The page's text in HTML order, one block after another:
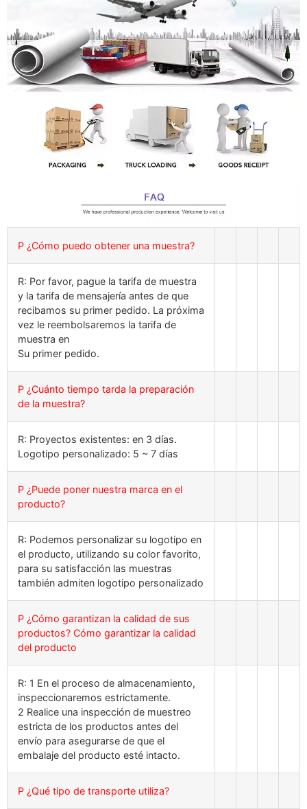
P ¿Cómo puedo obtener una muestra?
R: Por favor, pague la tarifa de muestra
y la tarifa de mensajería antes de que
recibamos su primer pedido. La próxima
vez le reembolsaremos la tarifa de
muestra en
Su primer pedido.
P ¿Cuánto tiempo tarda la preparación
de la muestra?
R: Proyectos existentes: en 3 días.
Logotipo personalizado: 5 ~ 7 días
P ¿Puede poner nuestra marca en el
producto?
R: Podemos personalizar su logotipo en
el producto, utilizando su color favorito,
para su satisfacción las muestras
también admiten logotipo personalizado
P ¿Cómo garantizan la calidad de sus
productos? Cómo garantizar la calidad
del producto
R: 1 En el proceso de almacenamiento,
inspeccionaremos estrictamente.
2 Realice una inspección de muestreo
estricta de los productos antes del
envío para asegurarse de que el
embalaje del producto esté intacto.
P ¿Qué tipo de transporte utiliza?